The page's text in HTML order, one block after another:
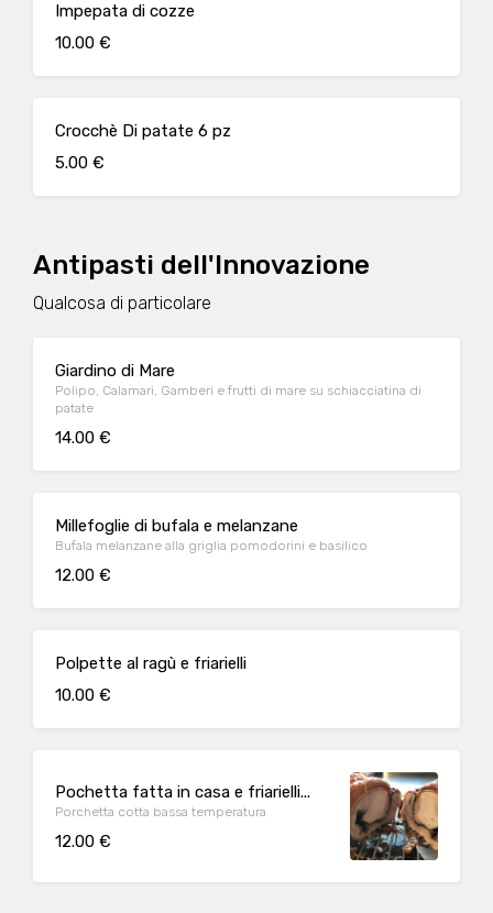
Impepata di cozze
10.00 €
Crocchè Di patate 6 pz
5.00 €
Antipasti dell'Innovazione
Qualcosa di particolare
Giardino di Mare
Polipo, Calamari, Gamberi e frutti di mare su schiacciatina di
patate
14.00 €
Millefoglie di bufala e melanzane
Bufala melanzane alla griglia pomodorini e basilico
12.00 €
Polpette al ragù e friarielli
10.00 €
Pochetta fatta in casa e friarielli...
Porchetta cotta bassa temperatura
12.00 €